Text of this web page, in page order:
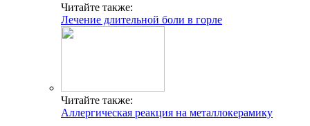
Читайте также:
Лечение длительной боли в горле
Читайте также:
Аллергическая реакция на металлокерамику